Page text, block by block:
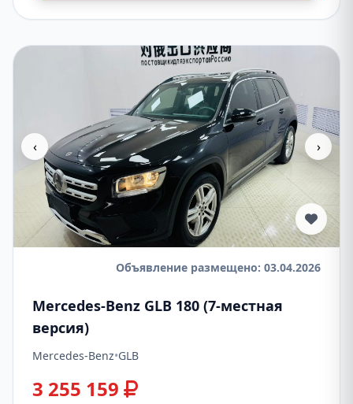
‹ ›
Объявление размещено: 03.04.2026
Mercedes-Benz GLB 180 (7-местная
версия)
Mercedes-Benz•GLB
3 255 159